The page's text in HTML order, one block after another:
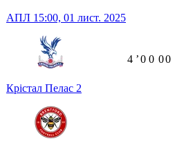
АПЛ 15:00, 01 лист. 2025
Крістал Пелас 2
4 ʼ0 0 00